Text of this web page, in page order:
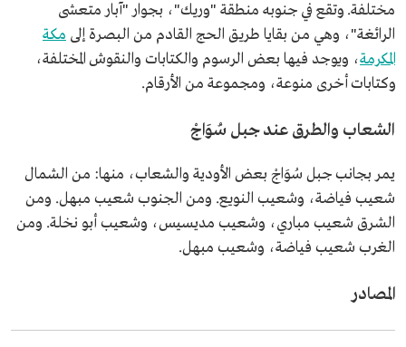
مختلفة. وتقع في جنوبه منطقة "وريك"، بجوار "آبار متعشى
الرائغة"، وهي من بقايا طريق الحج القادم من البصرة إلى مكة
المكرمة، ويوجد فيها بعض الرسوم والكتابات والنقوش المختلفة،
وكتابات أخرى منوعة، ومجموعة من الأرقام.
الشعاب والطرق عند جبل سُوَاجْ
يمر بجانب جبل سُوَاجْ بعض الأودية والشعاب، منها: من الشمال
شعيب فياضة، وشعيب النويع. ومن الجنوب شعيب مبهل. ومن
الشرق شعيب مباري، وشعيب مديسيس، وشعيب أبو نخلة. ومن
الغرب شعيب فياضة، وشعيب مبهل.
المصادر